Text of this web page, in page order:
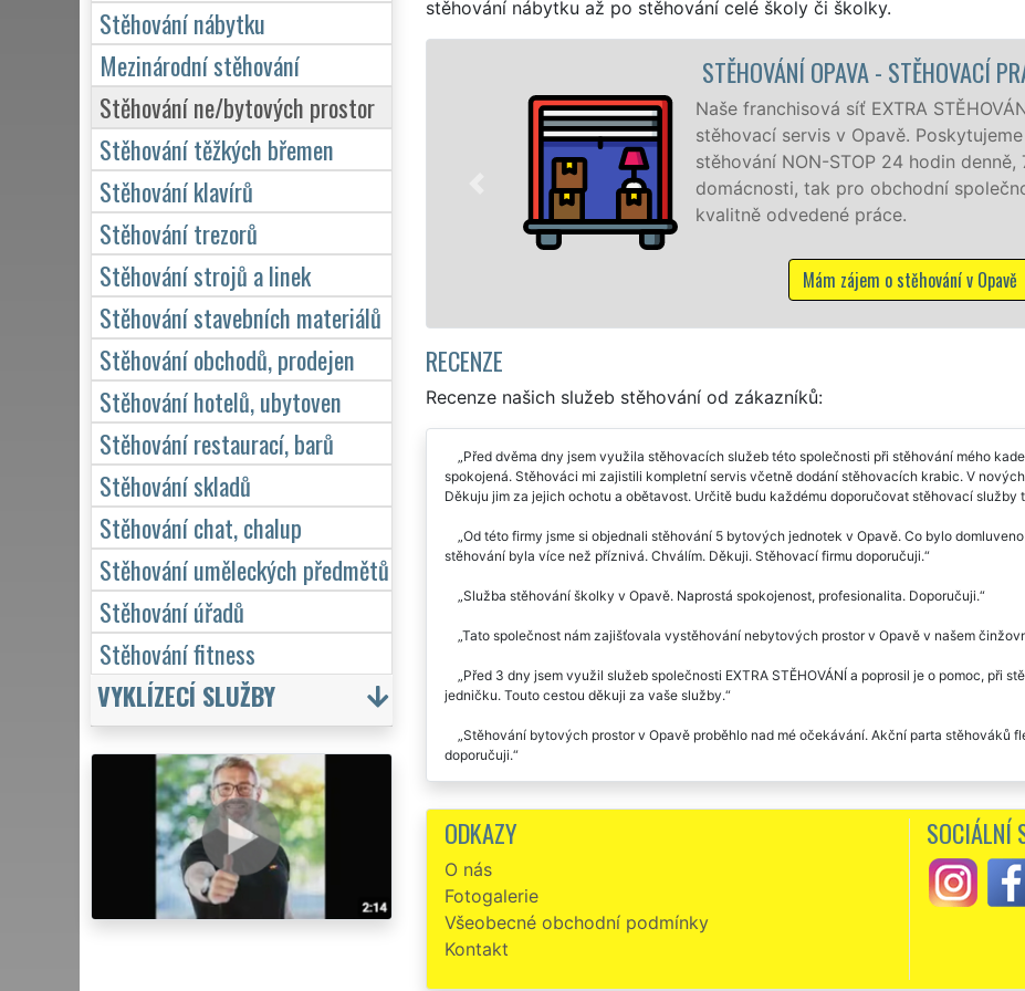
stěhování nábytku až po stěhování celé školy či školky.
STĚHOVÁNÍ OPAVA - STĚHOVACÍ PRÁCE OPAVA
Naše franchisová síť EXTRA STĚHOVÁNÍ vám
stěhovací servis v Opavě. Poskytujeme profesionální
stěhování NON-STOP 24 hodin denně, 7 dní v týdnu
domácnosti, tak pro obchodní společnosti, a to levně
kvalitně odvedené práce.
Mám zájem o stěhování v Opavě
RECENZE
Recenze našich služeb stěhování od zákazníků:
Před dvěma dny jsem využila stěhovacích služeb této společnosti při stěhování mého
spokojená. Stěhováci mi zajistili kompletní servis včetně dodání stěhovacích krabic. V
Děkuju jim za jejich ochotu a obětavost. Určitě budu každému doporučovat stěhovací služby
Od této firmy jsme si objednali stěhování 5 bytových jednotek v Opavě. Co bylo
stěhování byla více než příznivá. Chválím. Děkuji. Stěhovací firmu doporučuji.
Služba stěhování školky v Opavě. Naprostá spokojenost, profesionalita. Doporučuji.
Tato společnost nám zajišťovala vystěhování nebytových prostor v Opavě v našem
Před 3 dny jsem využil služeb společnosti EXTRA STĚHOVÁNÍ a poprosil je o pomoc, při
jedničku. Touto cestou děkuji za vaše služby.
Stěhování bytových prostor v Opavě proběhlo nad mé očekávání. Akční parta stěhováků
doporučuji.
i nadále. Doporučujeme tuto stěhovací společnost.
Doporučujeme každému.
ODKAZY
O nás
Fotogalerie
Všeobecné obchodní podmínky
Kontakt
SOCIÁLNÍ
Stěhování nábytku
Mezinárodní stěhování
Stěhování ne/bytových prostor
Stěhování těžkých břemen
Stěhování klavírů
Stěhování trezorů
Stěhování strojů a linek
Stěhování stavebních materiálů
Stěhování obchodů, prodejen
Stěhování hotelů, ubytoven
Stěhování restaurací, barů
Stěhování skladů
Stěhování chat, chalup
Stěhování uměleckých předmětů
Stěhování úřadů
Stěhování fitness
VYKLÍZECÍ SLUŽBY